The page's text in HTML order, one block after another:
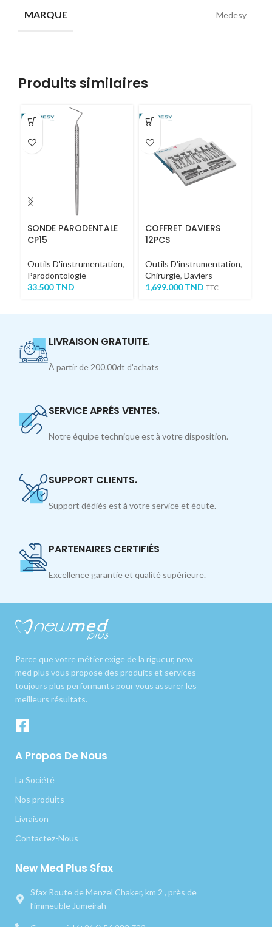
MARQUE
Medesy
Produits similaires
SONDE PARODENTALE
CP15
Outils D'instrumentation,
Parodontologie
33.500TND
COFFRET DAVIERS
12PCS
Outils D'instrumentation,
Chirurgie, Daviers
1,699.000TND TTC
LIVRAISON GRATUITE.
À partir de 200.00dt d'achats
SERVICE APRÉS VENTES.
Notre équipe technique est à votre disposition.
SUPPORT CLIENTS.
Support dédiés est à votre service et éoute.
PARTENAIRES CERTIFIÉS
Excellence garantie et qualité supérieure.
Parce que votre métier exige de la rigueur, new
med plus vous propose des produits et services
toujours plus performants pour vous assurer les
meilleurs résultats.
A Propos De Nous
La Société
Nos produits
Livraison
Contactez-Nous
New Med Plus Sfax
Sfax Route de Menzel Chaker, km 2 , près de
l’immeuble Jumeirah